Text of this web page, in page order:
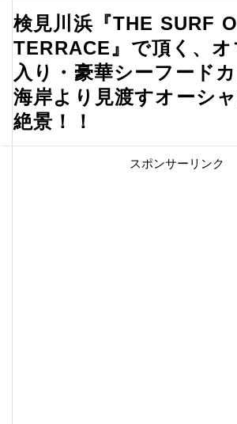
検見川浜『THE SURF
TERRACE』で頂く、
入り・豪華シーフード
海岸より見渡すオーシ
絶景！！
スポンサーリンク